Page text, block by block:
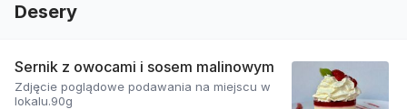
Desery
Sernik z owocami i sosem malinowym
Zdjęcie poglądowe podawania na miejscu w
lokalu.90g